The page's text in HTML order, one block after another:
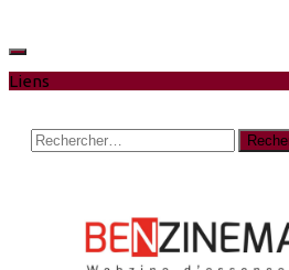
Liens
Rechercher :